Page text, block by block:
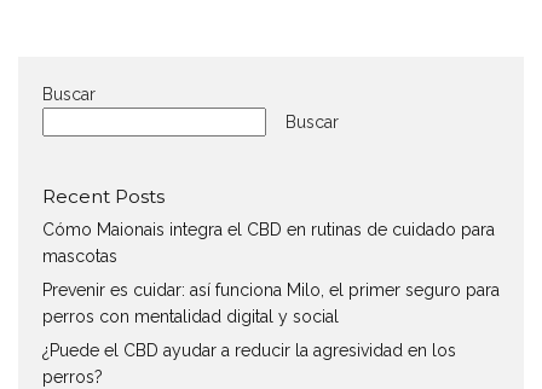
Buscar
Buscar
Recent Posts
Cómo Maionais integra el CBD en rutinas de cuidado para
mascotas
Prevenir es cuidar: así funciona Milo, el primer seguro para
perros con mentalidad digital y social
¿Puede el CBD ayudar a reducir la agresividad en los
perros?